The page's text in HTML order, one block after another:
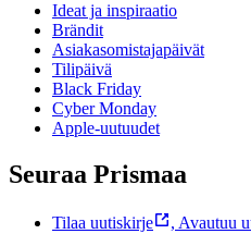
Ideat ja inspiraatio
Brändit
Asiakasomistajapäivät
Tilipäivä
Black Friday
Cyber Monday
Apple-uutuudet
Seuraa Prismaa
Tilaa uutiskirje , Avautuu